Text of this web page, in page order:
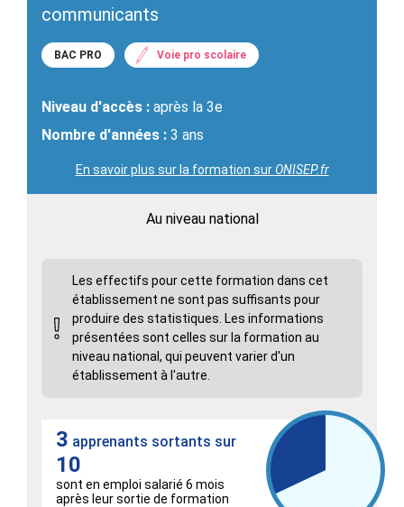
communicants
BAC PRO Voie pro scolaire
Niveau d'accès : après la 3e
Nombre d'années : 3 ans
En savoir plus sur la formation surONISEP.fr
Au niveau national
Les effectifs pour cette formation dans cet
établissement ne sont pas suffisants pour
produire des statistiques. Les informations
présentées sont celles sur la formation au
niveau national, qui peuvent varier d'un
établissement à l'autre.
3 apprenants sortants sur
10
sont en emploi salarié 6 mois
après leur sortie de formation